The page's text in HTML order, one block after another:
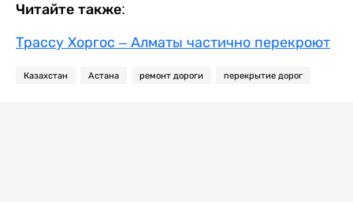
Читайте также:
Трассу Хоргос – Алматы частично перекроют
Казахстан Астана ремонт дороги перекрытие дорог